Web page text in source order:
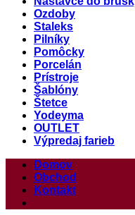
Ozdoby
Staleks
Pilníky
Pomôcky
Porcelán
Prístroje
Šablóny
Štetce
Yodeyma
OUTLET
Výpredaj farieb
Domov
Obchod
Kontakt